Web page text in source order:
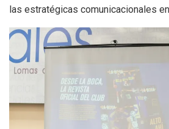
las estratégicas comunicacionales